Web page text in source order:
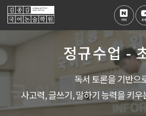
정규수업 -
독서 토론을 기반으
사고력, 글쓰기, 말하기 능력을 키우